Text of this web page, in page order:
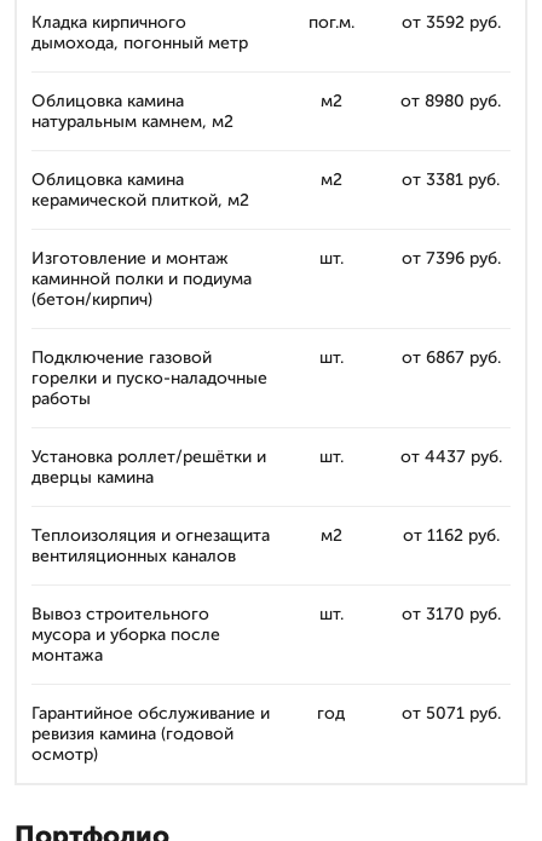
Кладка кирпичного
дымохода, погонный метр
пог.м. от 3592 руб.
Облицовка камина
натуральным камнем, м2
м2 от 8980 руб.
Облицовка камина
керамической плиткой, м2
м2 от 3381 руб.
Изготовление и монтаж
каминной полки и подиума
(бетон/кирпич)
шт. от 7396 руб.
Подключение газовой
горелки и пуско-наладочные
работы
шт. от 6867 руб.
Установка роллет/решётки и
дверцы камина
шт. от 4437 руб.
Теплоизоляция и огнезащита
вентиляционных каналов
м2 от 1162 руб.
Вывоз строительного
мусора и уборка после
монтажа
шт. от 3170 руб.
Гарантийное обслуживание и
ревизия камина (годовой
осмотр)
год от 5071 руб.